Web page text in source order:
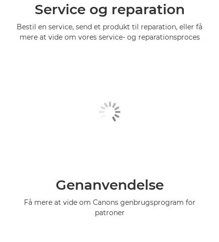
Service og reparation
Bestil en service, send et produkt til reparation, eller få
mere at vide om vores service- og reparationsproces
Genanvendelse
Få mere at vide om Canons genbrugsprogram for
patroner